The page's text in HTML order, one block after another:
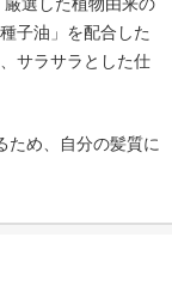
選した植物由来の
子油」を配合した
サラサラとした仕
ため、自分の髪質に